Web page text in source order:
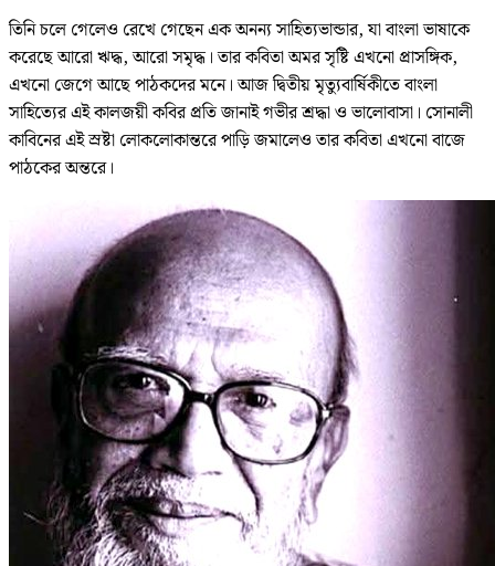
তিনি চলে গেলেও রেখে গেছেন এক অনন্য সাহিত্যভান্ডার, যা বাংলা ভাষাকে
করেছে আরো ঋদ্ধ, আরো সমৃদ্ধ। তার কবিতা অমর সৃষ্টি এখনো প্রাসঙ্গিক,
এখনো জেগে আছে পাঠকদের মনে। আজ দ্বিতীয় মৃত্যুবার্ষিকীতে বাংলা
সাহিত্যের এই কালজয়ী কবির প্রতি জানাই গভীর শ্রদ্ধা ও ভালোবাসা। সোনালী
কাবিনের এই স্রষ্টা লোকলোকান্তরে পাড়ি জমালেও তার কবিতা এখনো বাজে
পাঠকের অন্তরে।